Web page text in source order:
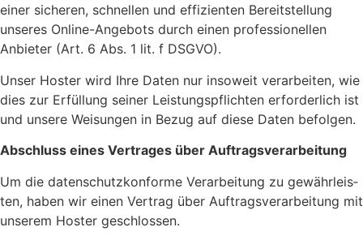
einer siche­ren, schnel­len und effi­zi­en­ten Bereit­stel­lung
unse­res Online-Ange­bots durch einen pro­fes­sio­nel­len
Anbie­ter (Art. 6 Abs. 1 lit. f DSGVO).
Unser Hos­ter wird Ihre Daten nur inso­weit ver­ar­bei­ten, wie
dies zur Erfül­lung sei­ner Leis­tungs­pflich­ten erfor­der­lich ist
und unse­re Wei­sun­gen in Bezug auf die­se Daten befol­gen.
Abschluss eines Ver­tra­ges über Auf­trags­ver­ar­bei­tung
Um die daten­schutz­kon­for­me Ver­ar­bei­tung zu gewähr­leis­
ten, haben wir einen Ver­trag über Auf­trags­ver­ar­bei­tung mit
unse­rem Hos­ter geschlos­sen.